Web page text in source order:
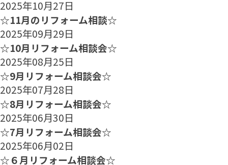
2025年10月27日
☆11月のリフォーム相談☆
2025年09月29日
☆10月リフォーム相談会☆
2025年08月25日
☆9月リフォーム相談会☆
2025年07月28日
☆8月リフォーム相談会☆
2025年06月30日
☆7月リフォーム相談会☆
2025年06月02日
☆６月リフォーム相談会☆